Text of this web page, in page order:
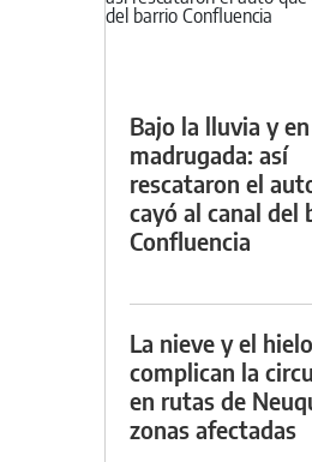
Bajo la lluvia y
madrugada: así
rescataron el
cayó al canal del
Confluencia
La nieve y el hielo
complican la
en rutas de
zonas afectadas